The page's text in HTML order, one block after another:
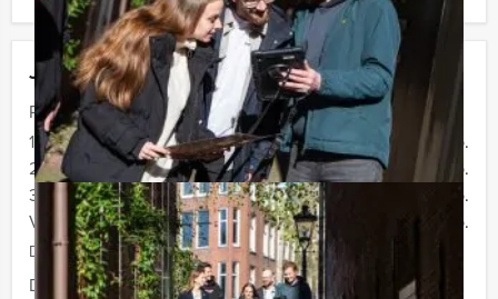
Jouw uitje
Prijs :
12 - 19 personen
€ 72,50 p.p.
20 - 29 personen
€ 69,50 p.p.
30 - 39 personen
€ 66,50 p.p.
Vanaf 40 personen
€ 64,50 p.p.
De prijzen zijn exclusief BTW
Duur:
4 uur en 30 minuten